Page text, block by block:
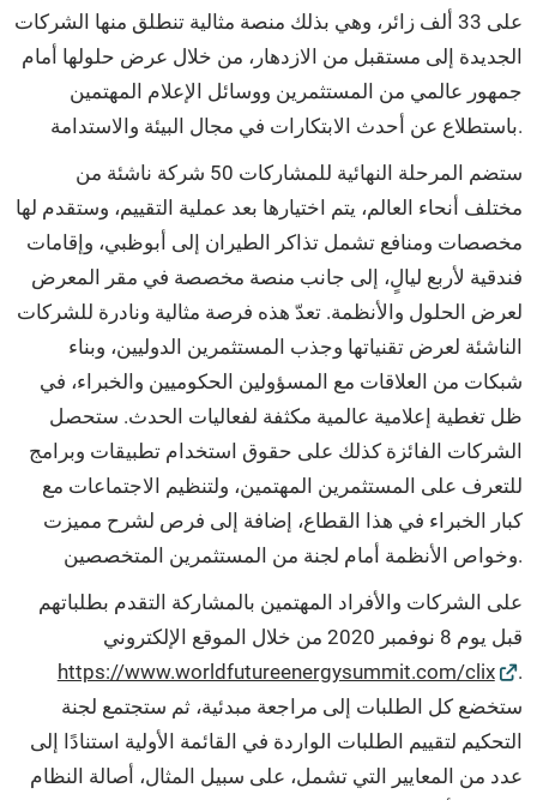
على 33 ألف زائر، وهي بذلك منصة مثالية تنطلق منها الشركات
الجديدة إلى مستقبل من الازدهار، من خلال عرض حلولها أمام
جمهور عالمي من المستثمرين ووسائل الإعلام المهتمين
باستطلاع عن أحدث الابتكارات في مجال البيئة والاستدامة.
ستضم المرحلة النهائية للمشاركات 50 شركة ناشئة من
مختلف أنحاء العالم، يتم اختيارها بعد عملية التقييم، وستقدم لها
مخصصات ومنافع تشمل تذاكر الطيران إلى أبوظبي، وإقامات
فندقية لأربع ليالٍ، إلى جانب منصة مخصصة في مقر المعرض
لعرض الحلول والأنظمة. تعدّ هذه فرصة مثالية ونادرة للشركات
الناشئة لعرض تقنياتها وجذب المستثمرين الدوليين، وبناء
شبكات من العلاقات مع المسؤولين الحكوميين والخبراء، في
ظل تغطية إعلامية عالمية مكثفة لفعاليات الحدث. ستحصل
الشركات الفائزة كذلك على حقوق استخدام تطبيقات وبرامج
للتعرف على المستثمرين المهتمين، ولتنظيم الاجتماعات مع
كبار الخبراء في هذا القطاع، إضافة إلى فرص لشرح مميزت
وخواص الأنظمة أمام لجنة من المستثمرين المتخصصين.
على الشركات والأفراد المهتمين بالمشاركة التقدم بطلباتهم
قبل يوم 8 نوفمبر 2020 من خلال الموقع الإلكتروني
https://www.worldfutureenergysummit.com/clix
.
ستخضع كل الطلبات إلى مراجعة مبدئية، ثم ستجتمع لجنة
التحكيم لتقييم الطلبات الواردة في القائمة الأولية استنادًا إلى
عدد من المعايير التي تشمل، على سبيل المثال، أصالة النظام